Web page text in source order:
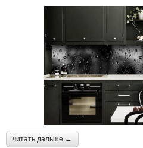
читать дальше →